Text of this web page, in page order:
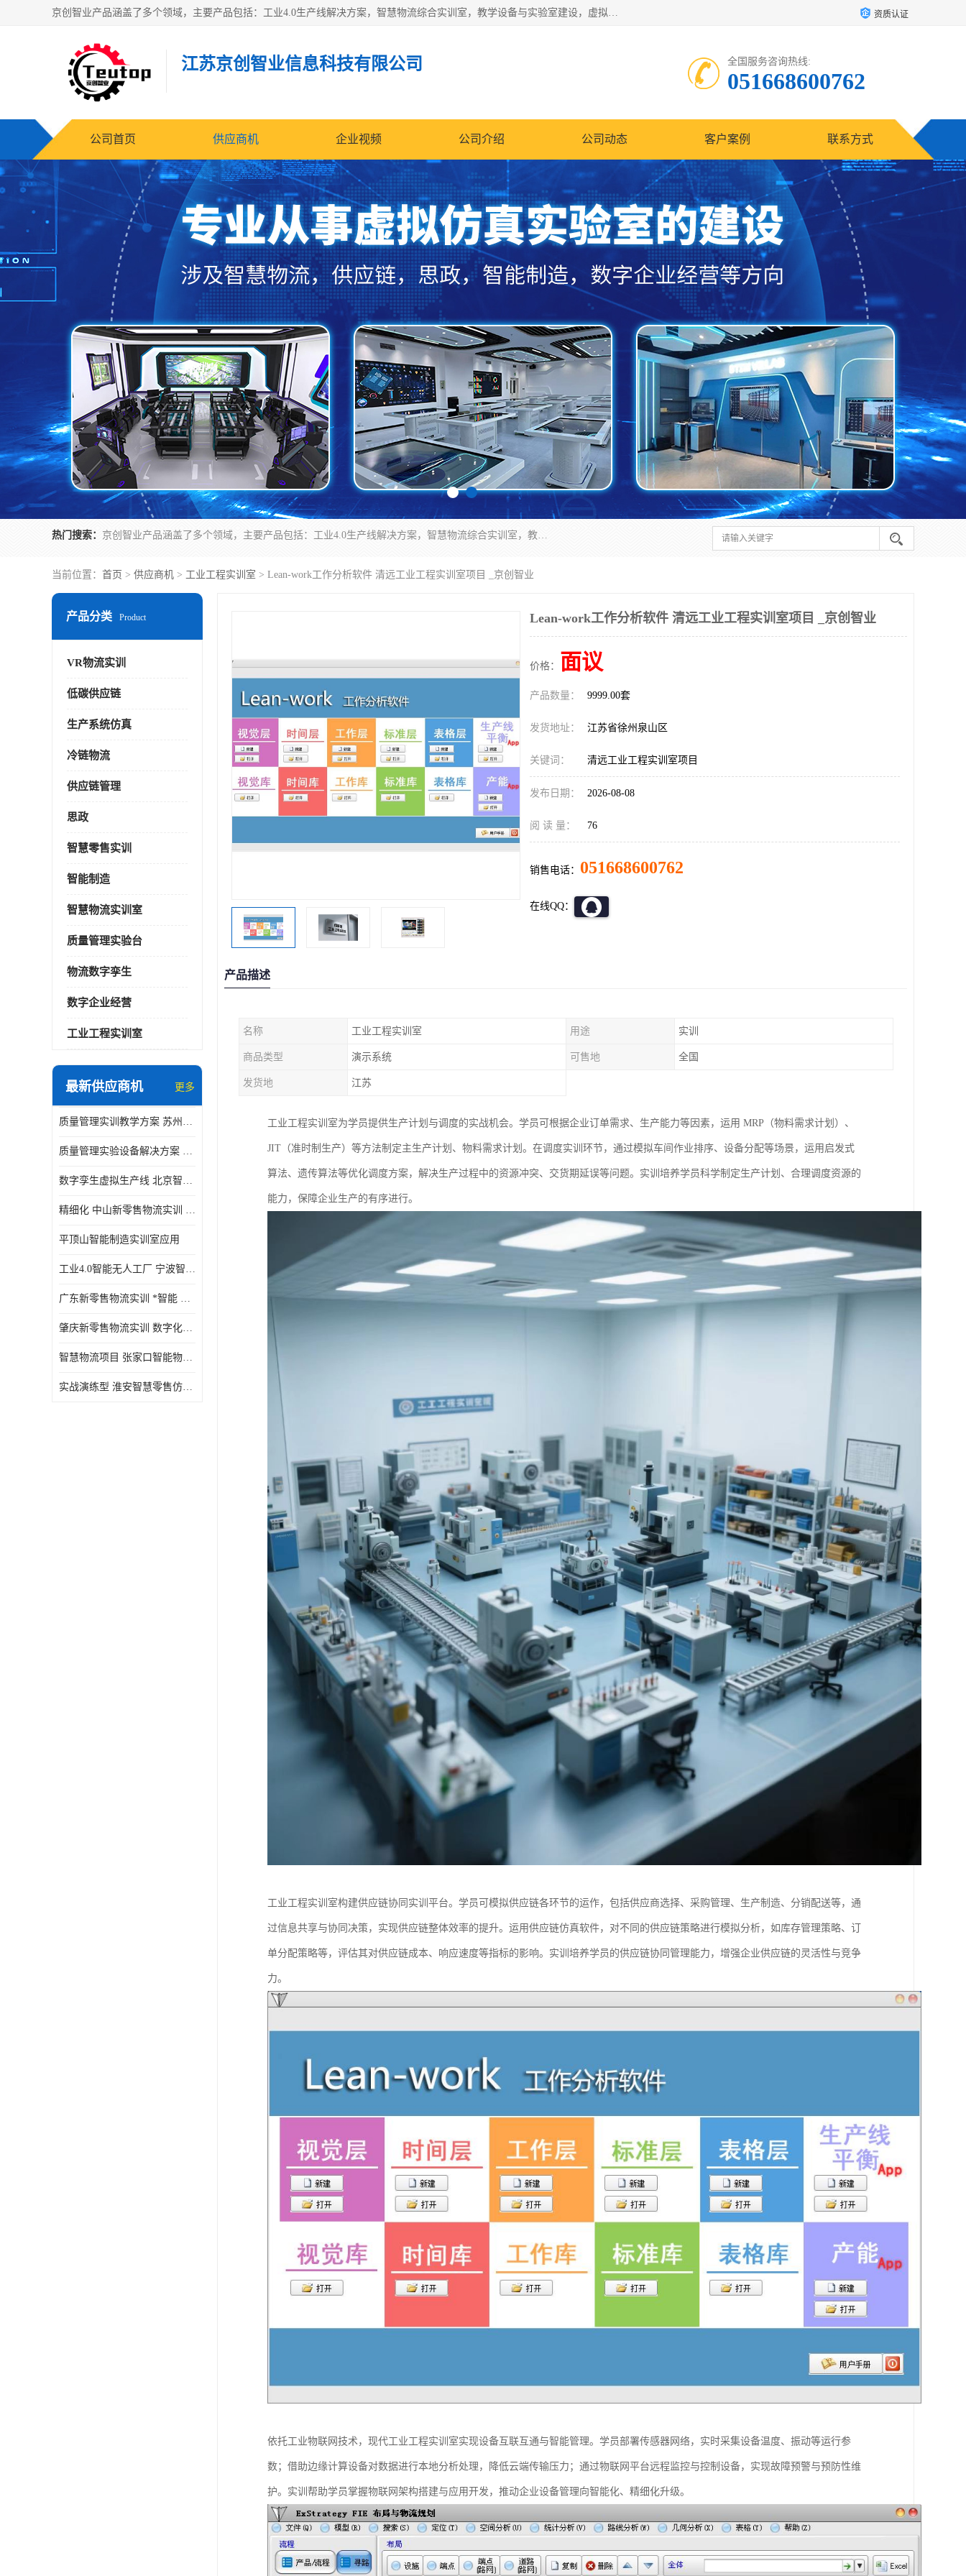
京创智业产品涵盖了多个领域，主要产品包括：工业4.0生产线解决方案，智慧物流综合实训室，教学设备与实验室建设，虚拟仿真实验室等。公司将秉持“创新、执着、诚信、共赢”的理念，以“将服务当作使命”为核心价值观，致力于为客户创造价值，与客户、合作伙伴和员工共同成长。 资质认证
江苏京创智业信息科技有限公司 全国服务咨询热线:
051668600762
公司首页 供应商机 企业视频 公司介绍 公司动态 客户案例 联系方式
热门搜索： 京创智业产品涵盖了多个领域，主要产品包括：工业4.0生产线解决方案，智慧物流综合实训室，教学设备与实验室建设，虚拟仿真实验室等。公司将秉持“创新、执着、诚信、共赢”的理念，以“将服务当作使命”为核心价值观，致力于为客户创造价值，与客户、合作伙伴和员工共同成长。
当前位置： 首页 > 供应商机 > 工业工程实训室 > Lean-work工作分析软件 清远工业工程实训室项目 _京创智业
产品分类 Product
VR物流实训
低碳供应链
生产系统仿真
冷链物流
供应链管理
思政
智慧零售实训
智能制造
智慧物流实训室
质量管理实验台
物流数字孪生
数字企业经营
工业工程实训室
最新供应商机 更多
质量管理实训教学方案 苏州质量管理实训 _京创智业
质量管理实验设备解决方案 徐州质量管理实训 _京创智业
数字孪生虚拟生产线 北京智能制造仿真应用
精细化 中山新零售物流实训 数字化赋能
平顶山智能制造实训室应用
工业4.0智能无人工厂 宁波智能制造仿真项目
广东新零售物流实训 *智能 实战演练型
肇庆新零售物流实训 数字化赋能 创新实践
智慧物流项目 张家口智能物流装备
实战演练型 淮安智慧零售仿真实训 实战沉浸式
Lean-work工作分析软件 清远工业工程实训室项目 _京创智业
价格： 面议
产品数量： 9999.00套
发货地址： 江苏省徐州泉山区
关键词： 清远工业工程实训室项目
发布日期： 2026-08-08
阅 读 量： 76
销售电话： 051668600762
在线QQ：
产品描述
名称 工业工程实训室 用途 实训
商品类型 演示系统 可售地 全国
发货地 江苏
工业工程实训室为学员提供生产计划与调度的实战机会。学员可根据企业订单需求、生产能力等因素，运用 MRP（物料需求计划）、
JIT（准时制生产）等方法制定主生产计划、物料需求计划。在调度实训环节，通过模拟车间作业排序、设备分配等场景，运用启发式
算法、遗传算法等优化调度方案，解决生产过程中的资源冲突、交货期延误等问题。实训培养学员科学制定生产计划、合理调度资源的
能力，保障企业生产的有序进行。​
工业工程实训室构建供应链协同实训平台。学员可模拟供应链各环节的运作，包括供应商选择、采购管理、生产制造、分销配送等，通
过信息共享与协同决策，实现供应链整体效率的提升。运用供应链仿真软件，对不同的供应链策略进行模拟分析，如库存管理策略、订
单分配策略等，评估其对供应链成本、响应速度等指标的影响。实训培养学员的供应链协同管理能力，增强企业供应链的灵活性与竞争
力。​
依托工业物联网技术，现代工业工程实训室实现设备互联互通与智能管理。学员部署传感器网络，实时采集设备温度、振动等运行参
数；借助边缘计算设备对数据进行本地分析处理，降低云端传输压力；通过物联网平台远程监控与控制设备，实现故障预警与预防性维
护。实训帮助学员掌握物联网架构搭建与应用开发，推动企业设备管理向智能化、精细化升级。